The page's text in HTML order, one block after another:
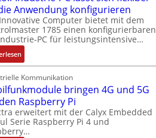
Anwendung konfigurieren
Computer bietet mit dem
1785 einen konfigurierbaren
PC für leistungsintensive…
:
1
9
-
Z
o
l
l
Kommunikation
bringen 4G und 5G
Raspberry Pi
erweitert mit der Calyx Embedded
Serie Raspberry Pi 4 und